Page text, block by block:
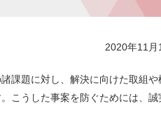
2020年11月
課題に対し、解決に向けた取組や
こうした事案を防ぐためには、誠